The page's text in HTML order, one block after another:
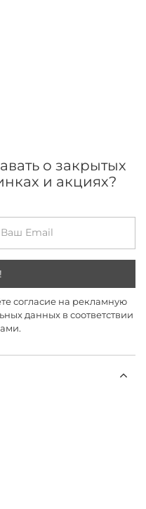
о закрытых
и акциях?
согласие на рекламную
данных в соответствии